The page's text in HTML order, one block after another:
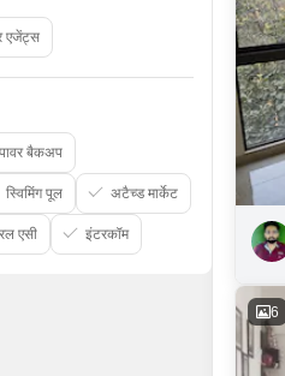
6
एजेंट्स
पावर बैकअप
स्विमिंग पूल अटैच्ड मार्केट
एसी इंटरकॉम